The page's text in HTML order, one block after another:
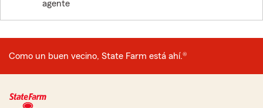
agente
Como un buen vecino, State Farm está ahí.®